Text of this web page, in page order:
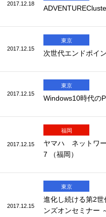
2017.12.18
2017.12.15
東京
次世代エンドポイ
2017.12.15
東京
Windows10時代の
2017.12.15
福岡
ヤマハ ネットワ
7 （福岡）
2017.12.15
東京
進化し続ける第2
ンズオンセミナー